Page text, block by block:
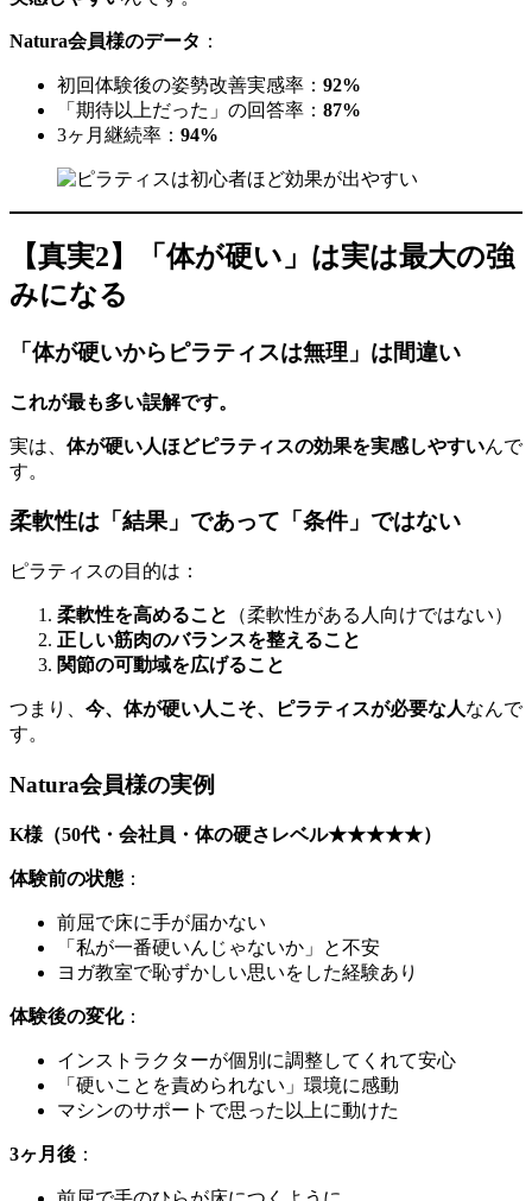
Natura会員様のデータ ：
初回体験後の姿勢改善実感率： 92%
「期待以上だった」の回答率： 87%
3ヶ月継続率： 94%
【真実2】「体が硬い」は実は最大の強
みになる
「体が硬いからピラティスは無理」は間違い
これが最も多い誤解です。
実は、 体が硬い人ほどピラティスの効果を実感しやすいんで
す。
柔軟性は「結果」であって「条件」ではない
ピラティスの目的は：
柔軟性を高めること
（柔軟性がある人向けではない）
正しい筋肉のバランスを整えること
関節の可動域を広げること
つまり、 今、体が硬い人こそ、ピラティスが必要な人なんで
す。
Natura会員様の実例
K様（50代・会社員・体の硬さレベル★★★★★）
体験前の状態 ：
前屈で床に手が届かない
「私が一番硬いんじゃないか」と不安
ヨガ教室で恥ずかしい思いをした経験あり
体験後の変化：
インストラクターが個別に調整してくれて安心
「硬いことを責められない」環境に感動
マシンのサポートで思った以上に動けた
3ヶ月後 ：